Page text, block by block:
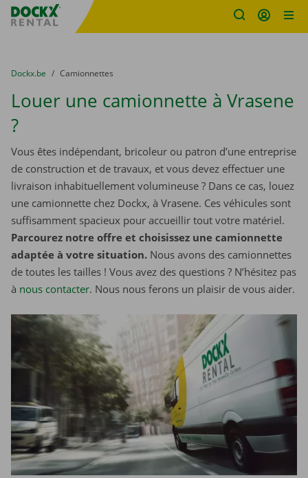
sitename
You are here:
du
Dockx.be to
Camionnettes
Louer une camionnette à Vrasene
?
Vous êtes indépendant, bricoleur ou patron d’une entreprise
de construction et de travaux, et vous devez effectuer une
livraison inhabituellement volumineuse ? Dans ce cas, louez
une camionnette chez Dockx, à Vrasene. Ces véhicules sont
suffisamment spacieux pour accueillir tout votre matériel.
Parcourez notre offre et choisissez une camionnette
adaptée à votre situation. Nous avons des camionnettes
de toutes les tailles ! Vous avez des questions ? N’hésitez pas
à nous contacter. Nous nous ferons un plaisir de vous aider.